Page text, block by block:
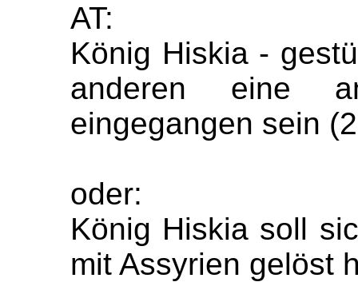
AT:
König Hiskia -
anderen eine
eingegangen sein
oder:
König Hiskia soll
mit Assyrien gelöst